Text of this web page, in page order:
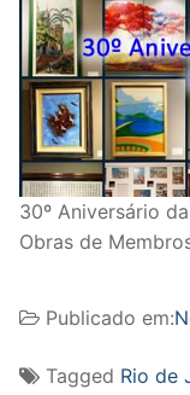
30º Aniversário
Obras de
Publicado em:
Tagged Rio de